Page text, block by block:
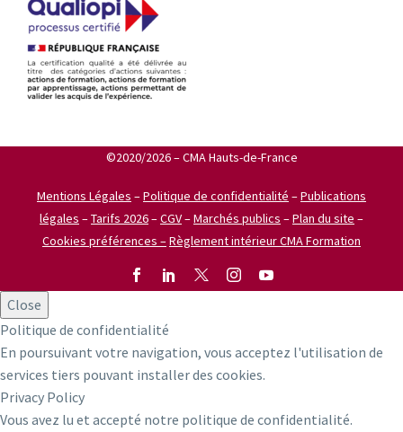
©2020/2026 – CMA Hauts-de-France
Mentions Légales –Politique de confidentialité –Publications
légales –Tarifs 2026–CGV–Marchés publics –Plan du site –
Cookies préférences –Règlement intérieur CMA Formation
Close
Politique de confidentialité
En poursuivant votre navigation, vous acceptez l'utilisation de
services tiers pouvant installer des cookies.
Privacy Policy
Vous avez lu et accepté notre politique de confidentialité.